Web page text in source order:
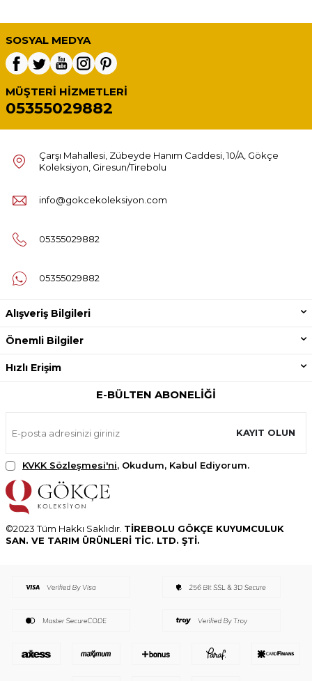
SOSYAL MEDYA
MÜŞTERI HIZMETLERI
05355029882
Çarşı Mahallesi, Zübeyde Hanım Caddesi, 10/A, Gökçe
Koleksiyon, Giresun/Tirebolu
info@gokcekoleksiyon.com
05355029882
05355029882
Alışveriş Bilgileri
Önemli Bilgiler
Hızlı Erişim
E-BÜLTEN ABONELIĞI
KAYIT OLUN
KVKK Sözleşmesi'ni, Okudum, Kabul Ediyorum.
©2023 Tüm Hakkı Saklıdır. TİREBOLU GÖKÇE KUYUMCULUK
SAN. VE TARIM ÜRÜNLERİ TİC. LTD. ŞTİ.